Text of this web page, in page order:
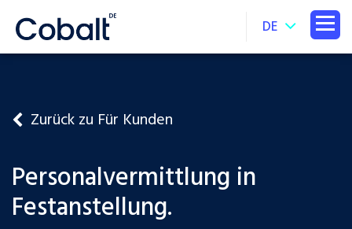
DE
Zurück zu Für Kunden
Personalvermittlung in
Festanstellung.